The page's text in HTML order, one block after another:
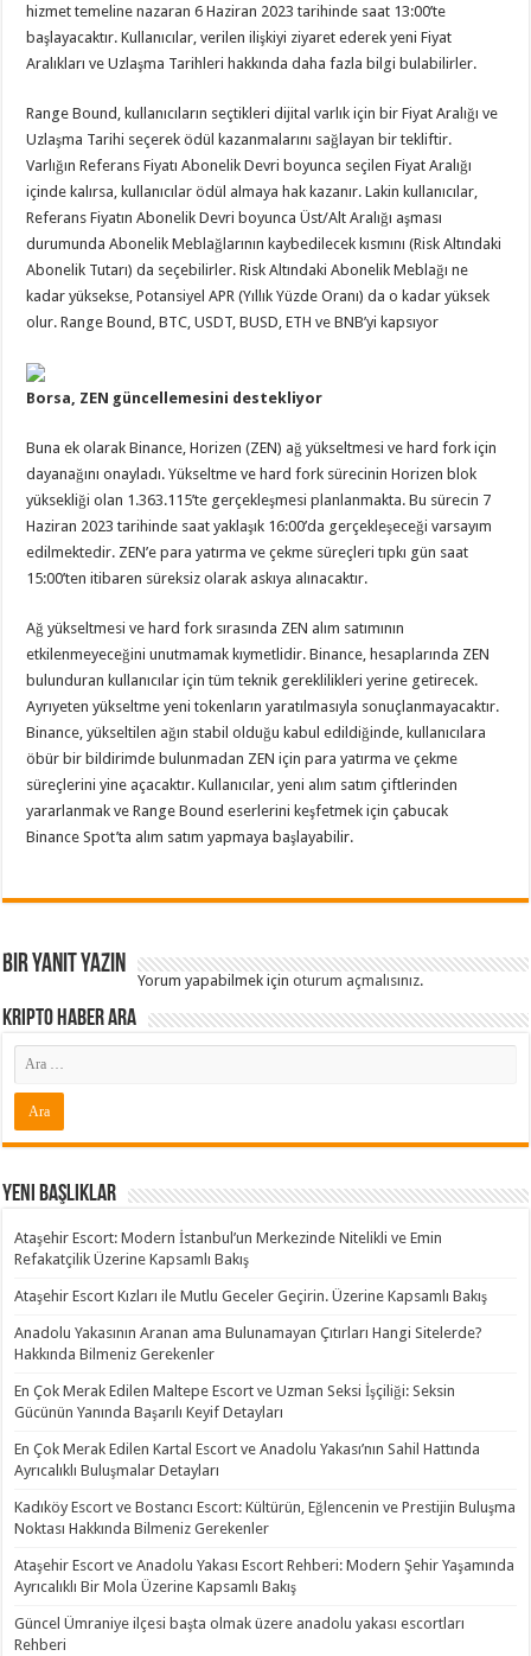
hizmet temeline nazaran 6 Haziran 2023 tarihinde saat 13:00’te
başlayacaktır. Kullanıcılar, verilen ilişkiyi ziyaret ederek yeni Fiyat
Aralıkları ve Uzlaşma Tarihleri hakkında daha fazla bilgi bulabilirler.
Range Bound, kullanıcıların seçtikleri dijital varlık için bir Fiyat Aralığı ve
Uzlaşma Tarihi seçerek ödül kazanmalarını sağlayan bir tekliftir.
Varlığın Referans Fiyatı Abonelik Devri boyunca seçilen Fiyat Aralığı
içinde kalırsa, kullanıcılar ödül almaya hak kazanır. Lakin kullanıcılar,
Referans Fiyatın Abonelik Devri boyunca Üst/Alt Aralığı aşması
durumunda Abonelik Meblağlarının kaybedilecek kısmını (Risk Altındaki
Abonelik Tutarı) da seçebilirler. Risk Altındaki Abonelik Meblağı ne
kadar yüksekse, Potansiyel APR (Yıllık Yüzde Oranı) da o kadar yüksek
olur. Range Bound, BTC, USDT, BUSD, ETH ve BNB’yi kapsıyor
Borsa, ZEN güncellemesini destekliyor
Buna ek olarak Binance, Horizen (ZEN) ağ yükseltmesi ve hard fork için
dayanağını onayladı. Yükseltme ve hard fork sürecinin Horizen blok
yüksekliği olan 1.363.115’te gerçekleşmesi planlanmakta. Bu sürecin 7
Haziran 2023 tarihinde saat yaklaşık 16:00’da gerçekleşeceği varsayım
edilmektedir. ZEN’e para yatırma ve çekme süreçleri tıpkı gün saat
15:00’ten itibaren süreksiz olarak askıya alınacaktır.
Ağ yükseltmesi ve hard fork sırasında ZEN alım satımının
etkilenmeyeceğini unutmamak kıymetlidir. Binance, hesaplarında ZEN
bulunduran kullanıcılar için tüm teknik gereklilikleri yerine getirecek.
Ayrıyeten yükseltme yeni tokenların yaratılmasıyla sonuçlanmayacaktır.
Binance, yükseltilen ağın stabil olduğu kabul edildiğinde, kullanıcılara
öbür bir bildirimde bulunmadan ZEN için para yatırma ve çekme
süreçlerini yine açacaktır. Kullanıcılar, yeni alım satım çiftlerinden
yararlanmak ve Range Bound eserlerini keşfetmek için çabucak
Binance Spot’ta alım satım yapmaya başlayabilir.
Bir yanıt yazın
Yorum yapabilmek içinoturum açmalısınız.
Kripto Haber ARA
Yeni Başlıklar
Ataşehir Escort: Modern İstanbul’un Merkezinde Nitelikli ve Emin
Refakatçilik Üzerine Kapsamlı Bakış
Ataşehir Escort Kızları ile Mutlu Geceler Geçirin. Üzerine Kapsamlı Bakış
Anadolu Yakasının Aranan ama Bulunamayan Çıtırları Hangi Sitelerde?
Hakkında Bilmeniz Gerekenler
En Çok Merak Edilen Maltepe Escort ve Uzman Seksi İşçiliği: Seksin
Gücünün Yanında Başarılı Keyif Detayları
En Çok Merak Edilen Kartal Escort ve Anadolu Yakası’nın Sahil Hattında
Ayrıcalıklı Buluşmalar Detayları
Kadıköy Escort ve Bostancı Escort: Kültürün, Eğlencenin ve Prestijin Buluşma
Noktası Hakkında Bilmeniz Gerekenler
Ataşehir Escort ve Anadolu Yakası Escort Rehberi: Modern Şehir Yaşamında
Ayrıcalıklı Bir Mola Üzerine Kapsamlı Bakış
Güncel Ümraniye ilçesi başta olmak üzere anadolu yakası escortları
Rehberi